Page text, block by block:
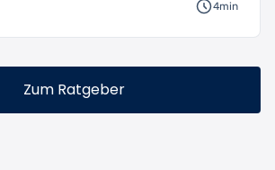
4min
Zum Ratgeber